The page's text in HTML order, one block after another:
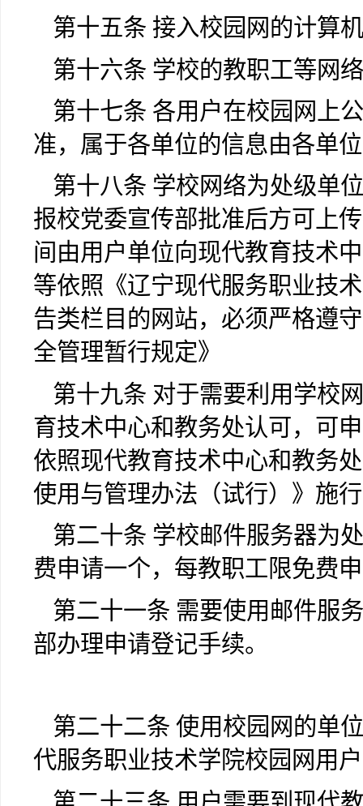
第十五条 接入校园网的计算
第十六条 学校的教职工等网
第十七条 各用户在校园网上
准，属于各单位的信息由各单
第十八条 学校网络为处级单
报校党委宣传部批准后方可上
间由用户单位向现代教育技术
等依照《辽宁现代服务职业技
告类栏目的网站，必须严格遵
全管理暂行规定》
第十九条 对于需要利用学校
育技术中心和教务处认可，可
依照现代教育技术中心和教务
使用与管理办法（试行）》施
第二十条 学校邮件服务器为
费申请一个，每教职工限免费
第二十一条 需要使用邮件服
部办理申请登记手续。
第二十二条 使用校园网的单
代服务职业技术学院校园网用